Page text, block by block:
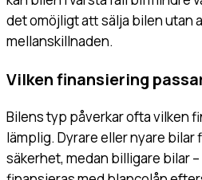
det omöjligt att sälja bilen utan
mellanskillnaden.
Vilken finansiering
Bilens typ påverkar ofta vilken
lämplig. Dyrare eller nyare bilar
säkerhet, medan billigare bilar